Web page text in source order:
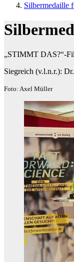
Silbermedaille
„STIMMT DAS?“-
Siegreich (v.l.n.r.):
Foto: Axel Müller